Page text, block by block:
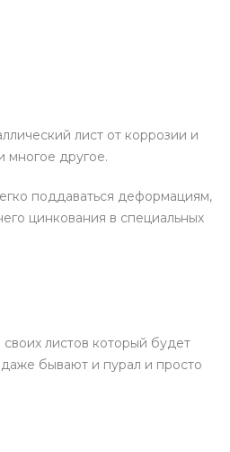
лист от коррозии и
многое другое.
поддаваться деформациям,
цинкования в специальных
листов который будет
бывают и пурал и просто